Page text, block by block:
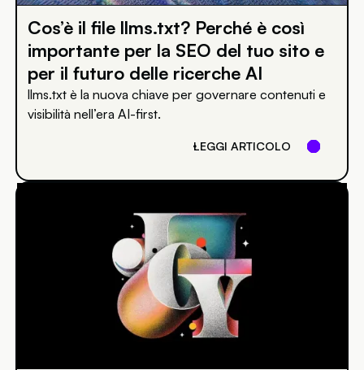
Cos’è il file llms.txt? Perché è così
importante per la SEO del tuo sito e
per il futuro delle ricerche AI
llms.txt è la nuova chiave per governare contenuti e
visibilità nell’era AI-first.
LEGGI ARTICOLO